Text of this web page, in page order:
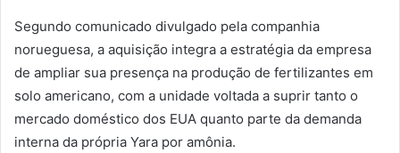
Segundo comunicado divulgado pela companhia
norueguesa, a aquisição integra a estratégia da empresa
de ampliar sua presença na produção de fertilizantes em
solo americano, com a unidade voltada a suprir tanto o
mercado doméstico dos EUA quanto parte da demanda
interna da própria Yara por amônia.